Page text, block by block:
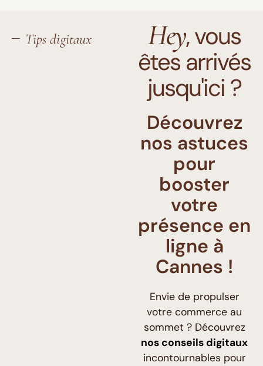
Tips digitaux Hey, vous
êtes arrivés
jusqu'ici ?
Découvrez
nos astuces
pour
booster
votre
présence en
ligne à
Cannes !
Envie de propulser
votre commerce au
sommet ? Découvrez
nos conseils digitaux
incontournables pour